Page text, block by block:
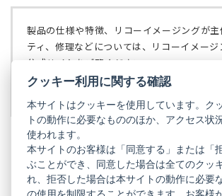
で
く）
ブ
で
開
製品の仕様や特徴、リコーイメージングが
ティ、修理などについては、リコーイメージ
公式サイトをご覧ください。
リコーイメージング株式会社の公式サイト
（新
し
い
タ
ブ
で
開
く）
PENTAX
PENTAX
PENTAX
PENTAX
PENTAX
クッキー利用に関する確認
本サイトはクッキーを使用しています。ク
トの動作に必要なもののほか、アクセス状
使われます。
本サイトのお客様は「同意する」または「
ぶことができ、同意した場合は全てのクッ
れ、拒否した場合は本サイトの動作に必要
の使用を制限することができます。お客様